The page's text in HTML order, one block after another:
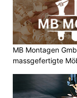
MB Montagen
massgefertigte